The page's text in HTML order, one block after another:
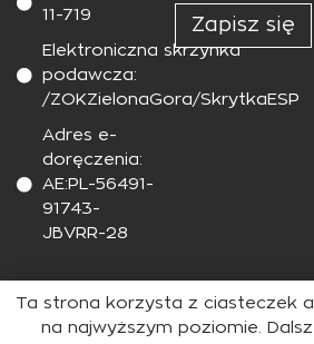
11-719
Elektroniczna skrzynka
podawcza:
/ZOKZielonaGora/SkrytkaESP
Adres e-
doręczenia:
AE:PL-56491-
91743-
JBVRR-28
Zapisz się
Wszelkie prawa zastrzeżone ©
Strona stworzona
Ta strona korzysta z ciasteczek
na najwyższym poziomie.